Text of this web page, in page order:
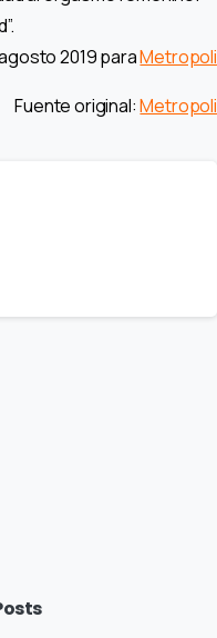
2019 paraMetropoli
Fuente original:Metropoli